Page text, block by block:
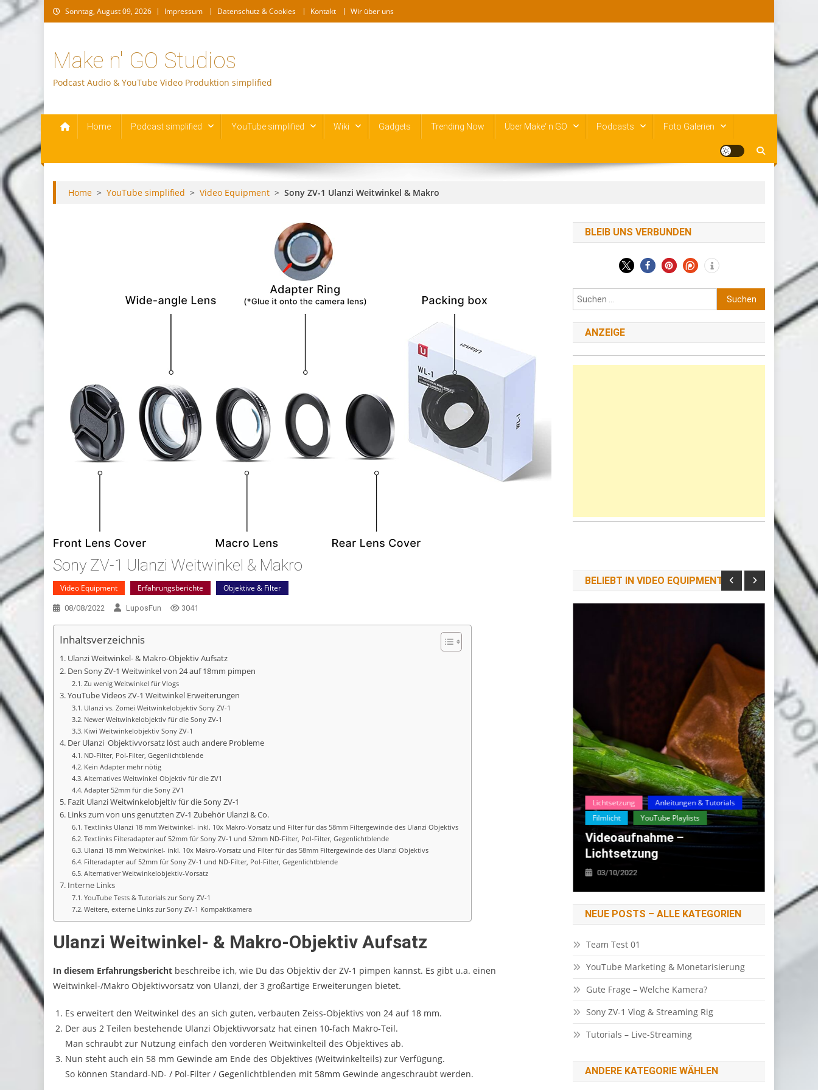
Skip
to
Sonntag, August 09, 2026 Impressum Datenschutz & Cookies Kontakt Wir über uns
Make n' GO Studios
Podcast Audio & YouTube Video Produktion simplified
Home Podcast simplified YouTube simplified Wiki Gadgets Trending Now Über Make‘ n GO Podcasts Foto Galerien
Home > YouTube simplified > Video Equipment > Sony ZV-1 Ulanzi Weitwinkel & Makro
Sony ZV-1 Ulanzi Weitwinkel & Makro
Video Equipment Erfahrungsberichte Objektive & Filter
08/08/2022 LuposFun 3041
Inhaltsverzeichnis
Ulanzi Weitwinkel- & Makro-Objektiv Aufsatz
Den Sony ZV-1 Weitwinkel von 24 auf 18mm pimpen
Zu wenig Weitwinkel für Vlogs
YouTube Videos ZV-1 Weitwinkel Erweiterungen
Ulanzi vs. Zomei Weitwinkelobjektiv Sony ZV-1
Newer Weitwinkelobjektiv für die Sony ZV-1
Kiwi Weitwinkelobjektiv Sony ZV-1
Der Ulanzi Objektivvorsatz löst auch andere Probleme
ND-Filter, Pol-Filter, Gegenlichtblende
Kein Adapter mehr nötig
Alternatives Weitwinkel Objektiv für die ZV1
Adapter 52mm für die Sony ZV1
Fazit Ulanzi Weitwinkelobjeltiv für die Sony ZV-1
Links zum von uns genutzten ZV-1 Zubehör Ulanzi & Co.
Textlinks Ulanzi 18 mm Weitwinkel- inkl. 10x Makro-Vorsatz und Filter für das 58mm Filtergewinde des Ulanzi Objektivs
Textlinks Filteradapter auf 52mm für Sony ZV-1 und 52mm ND-Filter, Pol-Filter, Gegenlichtblende
Ulanzi 18 mm Weitwinkel- inkl. 10x Makro-Vorsatz und Filter für das 58mm Filtergewinde des Ulanzi Objektivs
Filteradapter auf 52mm für Sony ZV-1 und ND-Filter, Pol-Filter, Gegenlichtblende
Alternativer Weitwinkelobjektiv-Vorsatz
Interne Links
YouTube Tests & Tutorials zur Sony ZV-1
Weitere, externe Links zur Sony ZV-1 Kompaktkamera
Ulanzi Weitwinkel- & Makro-Objektiv Aufsatz
In diesem Erfahrungsbericht beschreibe ich, wie Du das Objektiv der ZV-1 pimpen kannst. Es gibt u.a. einen
Weitwinkel-/Makro Objektivvorsatz von Ulanzi, der 3 großartige Erweiterungen bietet.
Es erweitert den Weitwinkel des an sich guten, verbauten Zeiss-Objektivs von 24 auf 18 mm.
Der aus 2 Teilen bestehende Ulanzi Objektivvorsatz hat einen 10-fach Makro-Teil.
Man schraubt zur Nutzung einfach den vorderen Weitwinkelteil des Objektives ab.
Nun steht auch ein 58 mm Gewinde am Ende des Objektives (Weitwinkelteils) zur Verfügung.
So können Standard-ND- / Pol-Filter / Gegenlichtblenden mit 58mm Gewinde angeschraubt werden.
BLEIB UNS VERBUNDEN
Suchen
nach:
ANZEIGE
BELIEBT IN VIDEO EQUIPMENT
Kameras
Equipment
Erfahrungsberichte
ZV-1 Vlog & Streaming
Lichtsetzung
Filmlicht
Video-Equipment- Filmlicht
04/10/2022
Videoaufnahme –
Lichtsetzung
Lichtsetzung
Erfahrungsberichte
Filmlicht
Filmlicht Für YouTube Vlogs
13/09/2022
NEUE POSTS – ALLE KATEGORIEN
Team Test 01
YouTube Marketing & Monetarisierung
Gute Frage – Welche Kamera?
Sony ZV-1 Vlog & Streaming Rig
Tutorials – Live-Streaming
ANDERE KATEGORIE WÄHLEN